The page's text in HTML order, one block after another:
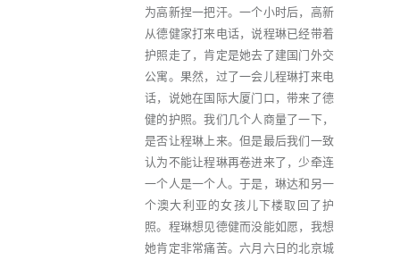
为高新捏一把汗。一个小时后，高新
从德健家打来电话，说程琳已经带着
护照走了，肯定是她去了建国门外交
公寓。果然，过了一会儿程琳打来电
话，说她在国际大厦门口，带来了德
健的护照。我们几个人商量了一下，
是否让程琳上来。但是最后我们一致
认为不能让程琳再卷进来了，少牵连
一个人是一个人。于是，琳达和另一
个澳大利亚的女孩儿下楼取回了护
照。程琳想见德健而没能如愿，我想
她肯定非常痛苦。六月六日的北京城